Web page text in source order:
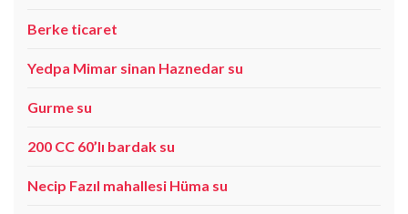
Berke ticaret
Yedpa Mimar sinan Haznedar su
Gurme su
200 CC 60’lı bardak su
Necip Fazıl mahallesi Hüma su